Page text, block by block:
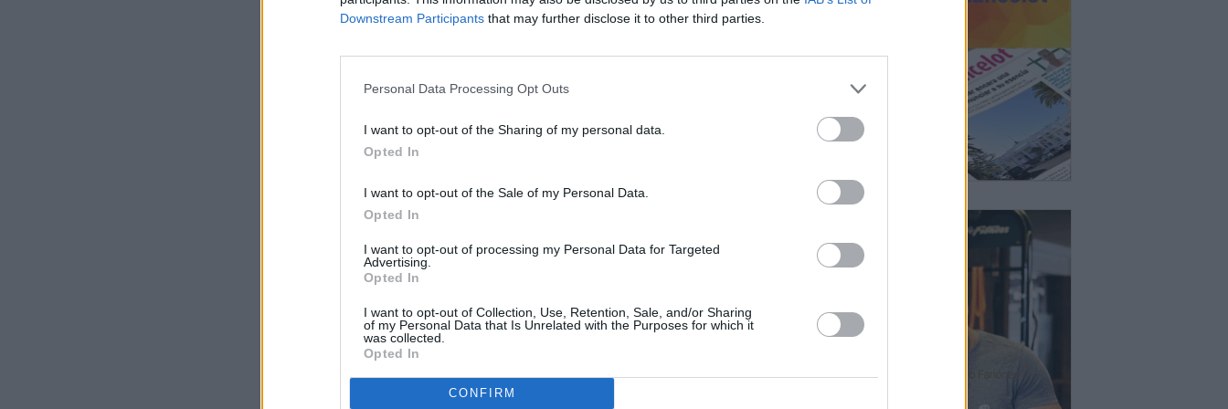
Downstream Participants that may further disclose it to other third parties.
Personal Data Processing Opt Outs
I want to opt-out of the Sharing of my personal data.
Opted In
I want to opt-out of the Sale of my Personal Data.
Opted In
I want to opt-out of processing my Personal Data for Targeted
Advertising.
Opted In
I want to opt-out of Collection, Use, Retention, Sale, and/or Sharing
of my Personal Data that Is Unrelated with the Purposes for which it
was collected.
Opted In
CONFIRM